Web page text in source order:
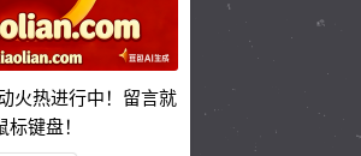
火热进行中！留言就
标键盘！